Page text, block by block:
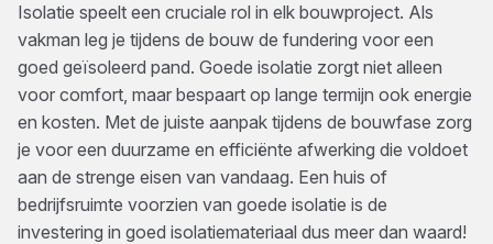
Isolatie speelt een cruciale rol in elk bouwproject. Als
vakman leg je tijdens de bouw de fundering voor een
goed geïsoleerd pand. Goede isolatie zorgt niet alleen
voor comfort, maar bespaart op lange termijn ook energie
en kosten. Met de juiste aanpak tijdens de bouwfase zorg
je voor een duurzame en efficiënte afwerking die voldoet
aan de strenge eisen van vandaag. Een huis of
bedrijfsruimte voorzien van goede isolatie is de
investering in goed isolatiemateriaal dus meer dan waard!